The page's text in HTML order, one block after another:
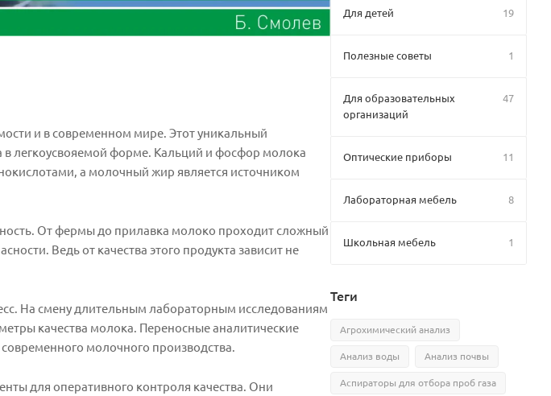
и в современном мире. Этот уникальный
легкоусвояемой форме. Кальций и фосфор молока
а молочный жир является источником
От фермы до прилавка молоко проходит сложный
Ведь от качества этого продукта зависит не
На смену длительным лабораторным исследованиям
качества молока. Переносные аналитические
молочного производства.
для оперативного контроля качества. Они
Для детей 19
Полезные советы 1
Для образовательных
организаций
47
Оптические приборы 11
Лабораторная мебель 8
Школьная мебель 1
Теги
Агрохимический анализ
Анализ воды Анализ почвы
Аспираторы для отбора проб газа